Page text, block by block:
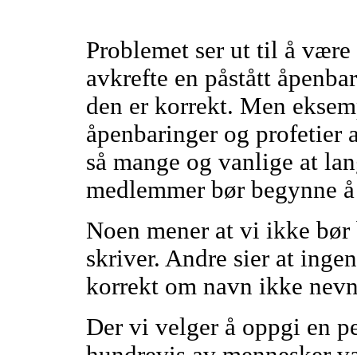
Problemet ser ut til å
avkrefte en påstått
den er korrekt. Men
åpenbaringer og profetier
så mange og vanlige at
medlemmer bør begynne
Noen mener at vi ikke
skriver. Andre sier at
korrekt om navn ikke
Der vi velger å oppgi en